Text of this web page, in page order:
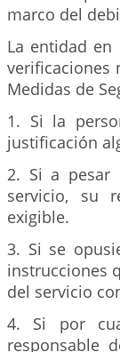
marco del
La entidad en
verificaciones
Medidas de
1. Si la
justificación
2. Si a pesar
servicio, su
exigible.
3. Si se
instrucciones
del servicio
4. Si por
responsable